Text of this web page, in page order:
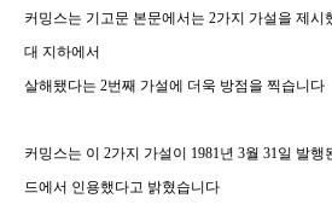
커밍스는 기고문 본문에서는 2가지 가설을 제
대 지하에서
살해됐다는 2번째 가설에 더욱 방점을 찍습니다
커밍스는 이 2가지 가설이 1981년 3월 31일 발
드에서 인용했다고 밝혔습니다